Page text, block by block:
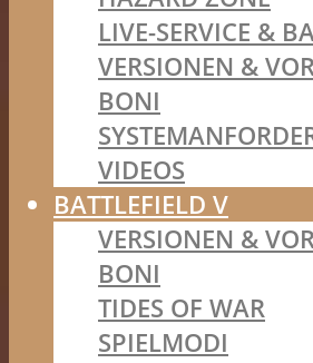
LIVE-SERVICE &
VERSIONEN &
BONI
VIDEOS
BATTLEFIELD V
VERSIONEN &
BONI
TIDES OF WAR
SPIELMODI